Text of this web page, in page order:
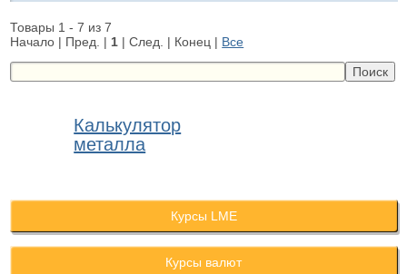
Калькулятор
металла
Курсы LME
Курсы валют
Товары 1 - 7 из 7
Начало | Пред. | 1 | След. | Конец | Все